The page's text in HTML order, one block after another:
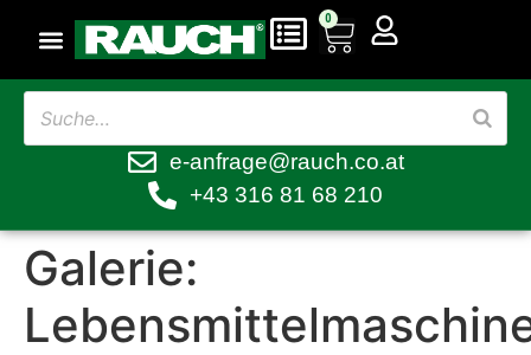
0
e-anfrage@rauch.co.at
+43 316 81 68 210
Galerie: